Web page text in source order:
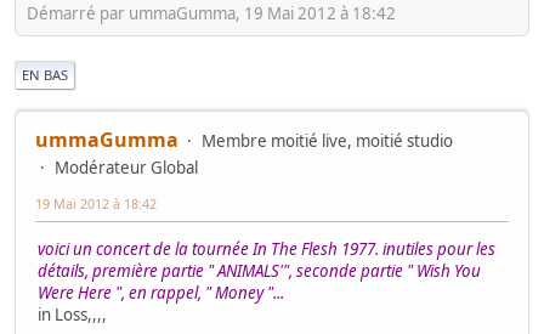
Démarré par ummaGumma, 19 Mai 2012 à 18:42
EN BAS
ummaGumma
Membre moitié live, moitié studio
Modérateur Global
19 Mai 2012 à 18:42
voici un concert de la tournée In The Flesh 1977. inutiles pour les
détails, première partie " ANIMALS'", seconde partie " Wish You
Were Here ", en rappel, " Money "...
in Loss,,,,